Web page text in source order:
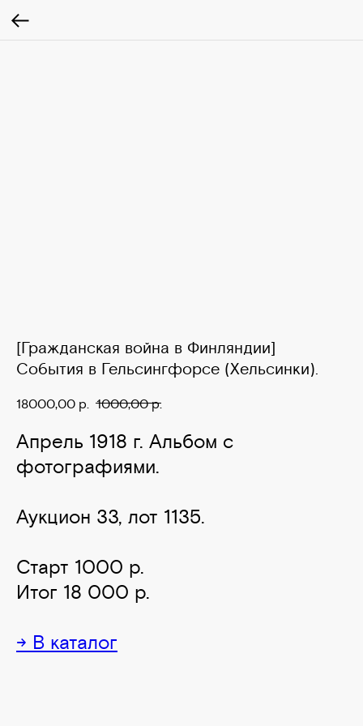
[Гражданская война в Финляндии]
События в Гельсингфорсе (Хельсинки).
18000,00 р. 1000,00 р.
Апрель 1918 г. Альбом с
фотографиями.
Аукцион 33, лот 1135.
Старт 1000 р.
Итог 18 000 р.
→ В каталог